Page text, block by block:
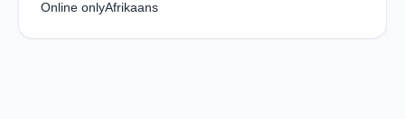
Online onlyAfrikaans